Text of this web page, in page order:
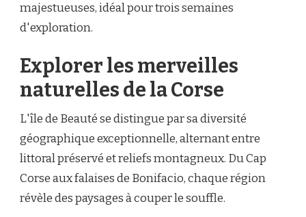
majestueuses, idéal pour trois semaines
d'exploration.
Explorer les merveilles
naturelles de la Corse
L'île de Beauté se distingue par sa diversité
géographique exceptionnelle, alternant entre
littoral préservé et reliefs montagneux. Du Cap
Corse aux falaises de Bonifacio, chaque région
révèle des paysages à couper le souffle.